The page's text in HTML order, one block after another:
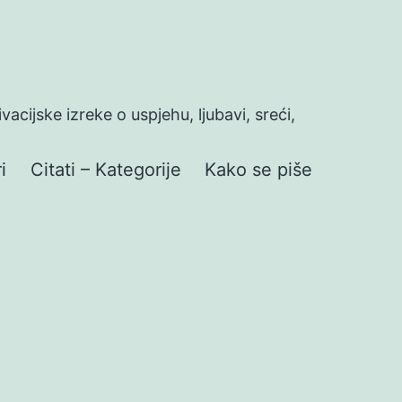
izreke o uspjehu, ljubavi, sreći,
Citati – Kategorije Kako se piše